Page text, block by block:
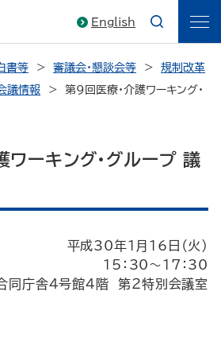
English
書等 審議会・懇談会等
規制改革
議情報
第9回医療・介護ワーキング・
ワーキング・グループ 議
平成30年1月16日（火）
15：30～17：30
同庁舎４号館４階 第２特別会議室